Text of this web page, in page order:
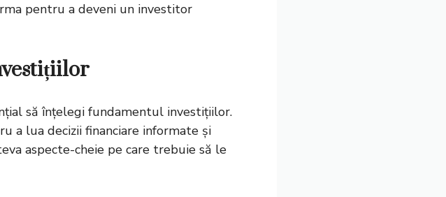
pentru a deveni un investitor
să înțelegi fundamentul investițiilor.
a lua decizii financiare informate și
aspecte-cheie pe care trebuie să le